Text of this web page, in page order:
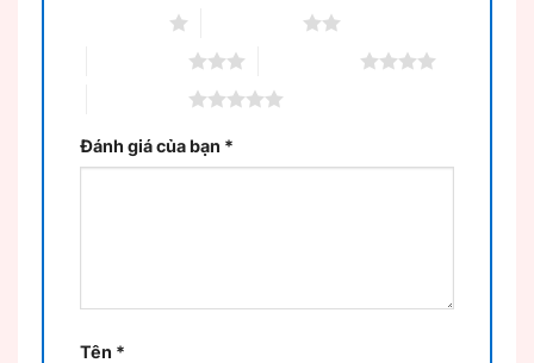
Đánh giá của bạn *
Tên *